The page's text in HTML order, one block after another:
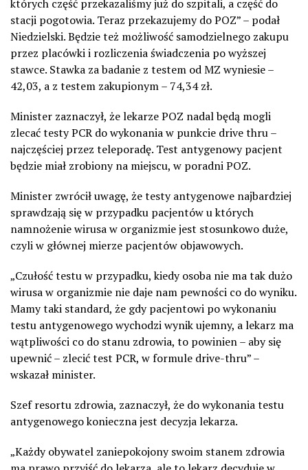
których część przekazaliśmy już do szpitali, a część do
stacji pogotowia. Teraz przekazujemy do POZ” – podał
Niedzielski. Będzie też możliwość samodzielnego zakupu
przez placówki i rozliczenia świadczenia po wyższej
stawce. Stawka za badanie z testem od MZ wyniesie –
42,03, a z testem zakupionym – 74,34 zł.
Minister zaznaczył, że lekarze POZ nadal będą mogli
zlecać testy PCR do wykonania w punkcie drive thru –
najczęściej przez teleporadę. Test antygenowy pacjent
będzie miał zrobiony na miejscu, w poradni POZ.
Minister zwrócił uwagę, że testy antygenowe najbardziej
sprawdzają się w przypadku pacjentów u których
namnożenie wirusa w organizmie jest stosunkowo duże,
czyli w głównej mierze pacjentów objawowych.
„Czułość testu w przypadku, kiedy osoba nie ma tak dużo
wirusa w organizmie nie daje nam pewności co do wyniku.
Mamy taki standard, że gdy pacjentowi po wykonaniu
testu antygenowego wychodzi wynik ujemny, a lekarz ma
wątpliwości co do stanu zdrowia, to powinien – aby się
upewnić – zlecić test PCR, w formule drive-thru” –
wskazał minister.
Szef resortu zdrowia, zaznaczył, że do wykonania testu
antygenowego konieczna jest decyzja lekarza.
„Każdy obywatel zaniepokojony swoim stanem zdrowia